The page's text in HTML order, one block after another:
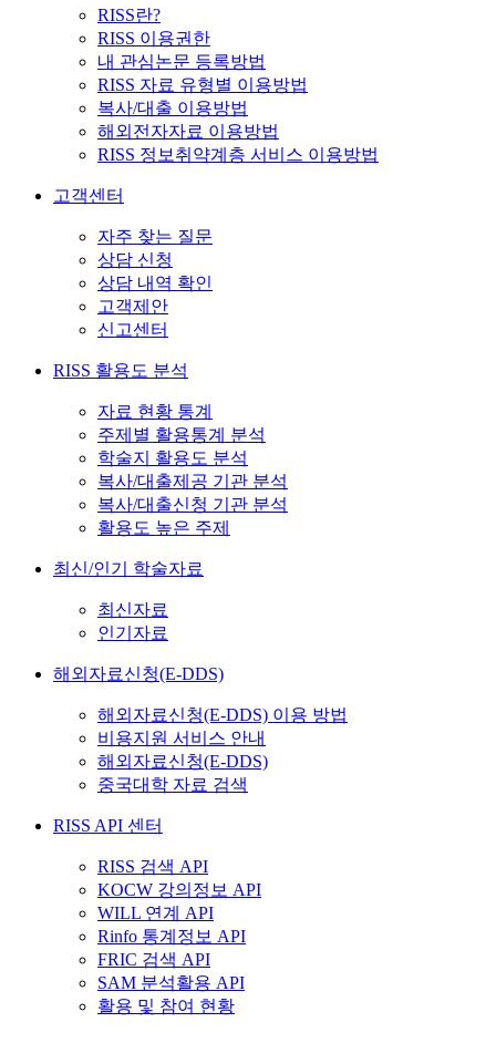
RISS란?
RISS 이용권한
내 관심논문 등록방법
RISS 자료 유형별 이용방법
복사/대출 이용방법
해외전자자료 이용방법
RISS 정보취약계층 서비스 이용방법
고객센터
자주 찾는 질문
상담 신청
상담 내역 확인
고객제안
신고센터
RISS 활용도 분석
자료 현황 통계
주제별 활용통계 분석
학술지 활용도 분석
복사/대출제공 기관 분석
복사/대출신청 기관 분석
활용도 높은 주제
최신/인기 학술자료
최신자료
인기자료
해외자료신청(E-DDS)
해외자료신청(E-DDS) 이용 방법
비용지원 서비스 안내
해외자료신청(E-DDS)
중국대학 자료 검색
RISS API 센터
RISS 검색 API
KOCW 강의정보 API
WILL 연계 API
Rinfo 통계정보 API
FRIC 검색 API
SAM 분석활용 API
활용 및 참여 현황